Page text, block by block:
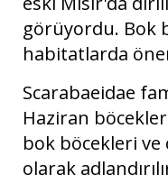
görüyordu. Bok
habitatlarda
Scarabaeidae
Haziran
bok böcekleri ve
olarak